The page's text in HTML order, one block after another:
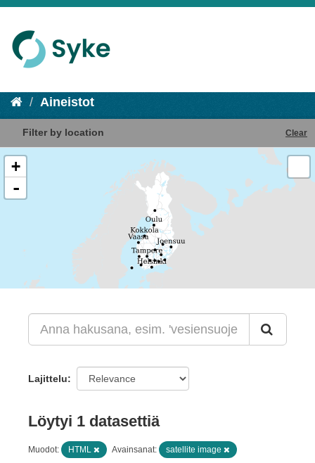
Aineistot
Filter by location Clear
+
-
Lajittelu
Löytyi 1 datasettiä
Muodot: HTML Avainsanat: satellite image